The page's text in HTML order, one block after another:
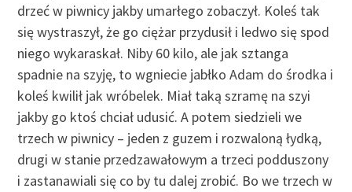
drzeć w piwnicy jakby umarłego zobaczył. Koleś tak
się wystraszył, że go ciężar przydusił i ledwo się spod
niego wykaraskał. Niby 60 kilo, ale jak sztanga
spadnie na szyję, to wgniecie jabłko Adam do środka i
koleś kwilił jak wróbelek. Miał taką szramę na szyi
jakby go ktoś chciał udusić. A potem siedzieli we
trzech w piwnicy – jeden z guzem i rozwaloną łydką,
drugi w stanie przedzawałowym a trzeci podduszony
i zastanawiali się co by tu dalej zrobić. Bo we trzech w